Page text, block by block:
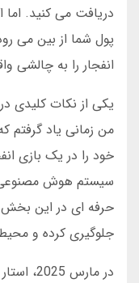
دریافت می کنید. اما
پول شما از بین می
انفجار را به چالشی
یکی از نکات کلیدی
سیستم هوش مصنوعی
حرفه ای در این بخش
جلوگیری کرده و
در مارس